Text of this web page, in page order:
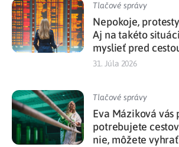
Tlačové správy
Nepokoje,
Aj na takéto
myslieť pred
31. Júla 2026
Tlačové správy
Eva Máziková vás
potrebujete
nie, môžete